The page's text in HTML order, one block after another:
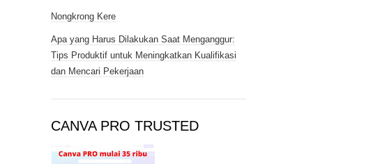
Nongkrong Kere
Apa yang Harus Dilakukan Saat Menganggur:
Tips Produktif untuk Meningkatkan Kualifikasi
dan Mencari Pekerjaan
CANVA PRO TRUSTED